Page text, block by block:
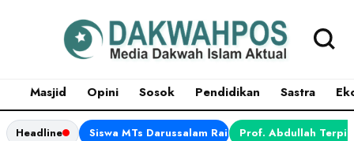
Masjid Opini Sosok Pendidikan Sastra
Headline Siswa MTs Darussalam Raih Juara 1 dalam
Prof. Abdullah